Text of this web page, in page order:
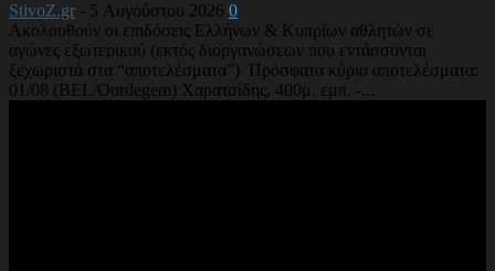
StivoZ.gr - 5 Αυγούστου 2026 0
Ακολουθούν οι επιδόσεις Ελλήνων & Κυπρίων αθλητών σε
αγώνες εξωτερικού (εκτός διοργανώσεων που εντάσσονται
ξεχωριστά στα “αποτελέσματα”) Πρόσφατα κύρια αποτελέσματα:
01/08 (BEL/Oordegem) Χαρατσίδης, 400μ. εμπ. -...